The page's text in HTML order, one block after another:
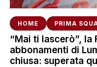
HOME PRIMA
“Mai ti lascerò”, la
abbonamenti di
chiusa: superata